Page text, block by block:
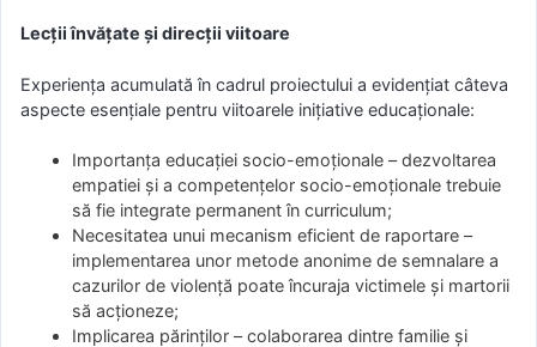
Lecții învățate și direcții viitoare
Experiența acumulată în cadrul proiectului a evidențiat câteva
aspecte esențiale pentru viitoarele inițiative educaționale:
Importanța educației socio-emoționale – dezvoltarea
empatiei și a competențelor socio-emoționale trebuie
să fie integrate permanent în curriculum;
Necesitatea unui mecanism eficient de raportare –
implementarea unor metode anonime de semnalare a
cazurilor de violență poate încuraja victimele și martorii
să acționeze;
Implicarea părinților – colaborarea dintre familie și